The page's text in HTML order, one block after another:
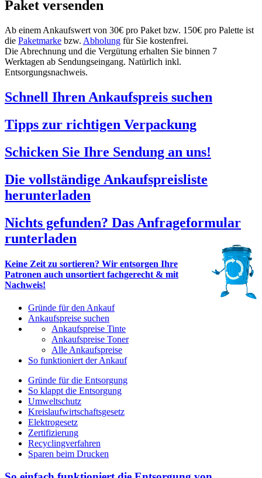
Paket versenden
Ab einem Ankaufswert von 30€ pro Paket bzw. 150€ pro Palette ist
die Paketmarke bzw. Abholung für Sie kostenfrei.
Die Abrechnung und die Vergütung erhalten Sie binnen 7
Werktagen ab Sendungseingang. Natürlich inkl.
Entsorgungsnachweis.
Schnell Ihren Ankaufspreis suchen
Tipps zur richtigen Verpackung
Schicken Sie Ihre Sendung an uns!
Die vollständige Ankaufspreisliste
herunterladen
Nichts gefunden? Das Anfrageformular
runterladen
Keine Zeit zu sortieren? Wir entsorgen Ihre
Patronen auch unsortiert fachgerecht & mit
Nachweis!
Gründe für den Ankauf
Ankaufspreise suchen
Ankaufspreise Tinte
Ankaufspreise Toner
Alle Ankaufspreise
So funktioniert der Ankauf
Gründe für die Entsorgung
So klappt die Entsorgung
Umweltschutz
Kreislaufwirtschaftsgesetz
Elektrogesetz
Zertifizierung
Recyclingverfahren
Sparen beim Drucken